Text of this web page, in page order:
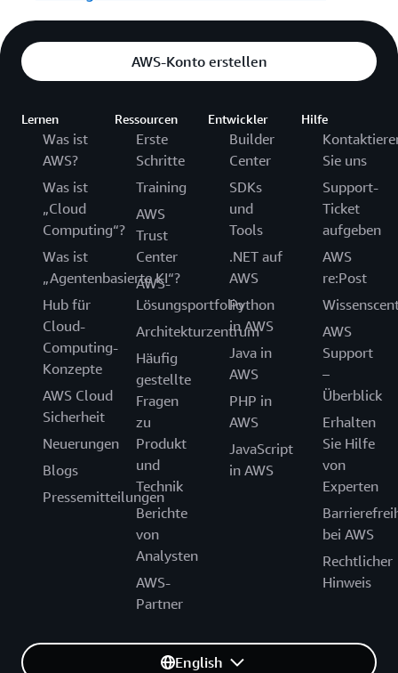
AWS-Konto erstellen
Lernen
Was ist
AWS?
Was ist
„Cloud
Computing“?
Was ist
„Agentenbasierte KI“?
Hub für
Cloud-
Computing-
Konzepte
AWS Cloud
Sicherheit
Neuerungen
Blogs
Pressemitteilungen
Ressourcen
Erste
Schritte
Training
AWS
Trust
Center
AWS-
Lösungsportfolio
Architekturzentrum
Häufig
gestellte
Fragen
zu
Produkt
und
Technik
Berichte
von
Analysten
AWS-
Partner
Entwickler
Builder
Center
SDKs
und
Tools
.NET auf
AWS
Python
in AWS
Java in
AWS
PHP in
AWS
JavaScript
in AWS
Hilfe
Sie uns
Support-
Ticket
aufgeben
AWS
re:Post
AWS
Support
–
Überblick
Erhalten
Sie Hilfe
von
Experten
bei AWS
Rechtlicher
Hinweis
English